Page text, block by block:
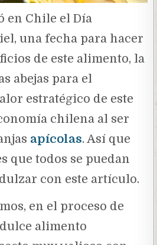
en Chile el Día
una fecha para hacer
de este alimento, la
abejas para el
estratégico de este
chilena al ser
apícolas. Así que
que todos se puedan
con este artículo.
en el proceso de
alimento